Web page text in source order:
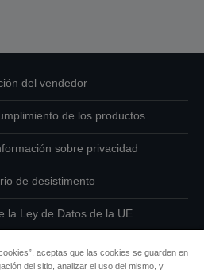
del vendedor
de los productos
sobre privacidad
de desistimento
la Ley de Datos de la UE
aceptas que las cookies se guarden en
del sitio, analizar el uso del mismo, y